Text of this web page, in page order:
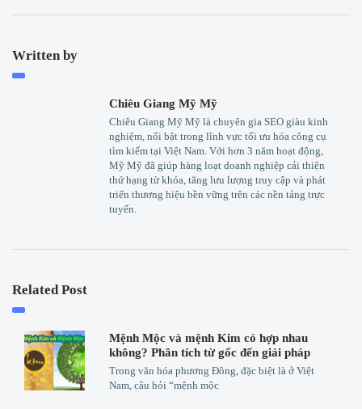
Written by
Chiêu Giang Mỹ Mỹ
Chiêu Giang Mỹ Mỹ là chuyên gia SEO giàu kinh
nghiệm, nổi bật trong lĩnh vực tối ưu hóa công cụ
tìm kiếm tại Việt Nam. Với hơn 3 năm hoạt động,
Mỹ Mỹ đã giúp hàng loạt doanh nghiệp cải thiện
thứ hạng từ khóa, tăng lưu lượng truy cập và phát
triển thương hiệu bền vững trên các nền tảng trực
tuyến.
Related Post
Mệnh Mộc và mệnh Kim có hợp nhau
không? Phân tích từ gốc đến giải pháp
Trong văn hóa phương Đông, đặc biệt là ở Việt
Nam, câu hỏi “mệnh mộc